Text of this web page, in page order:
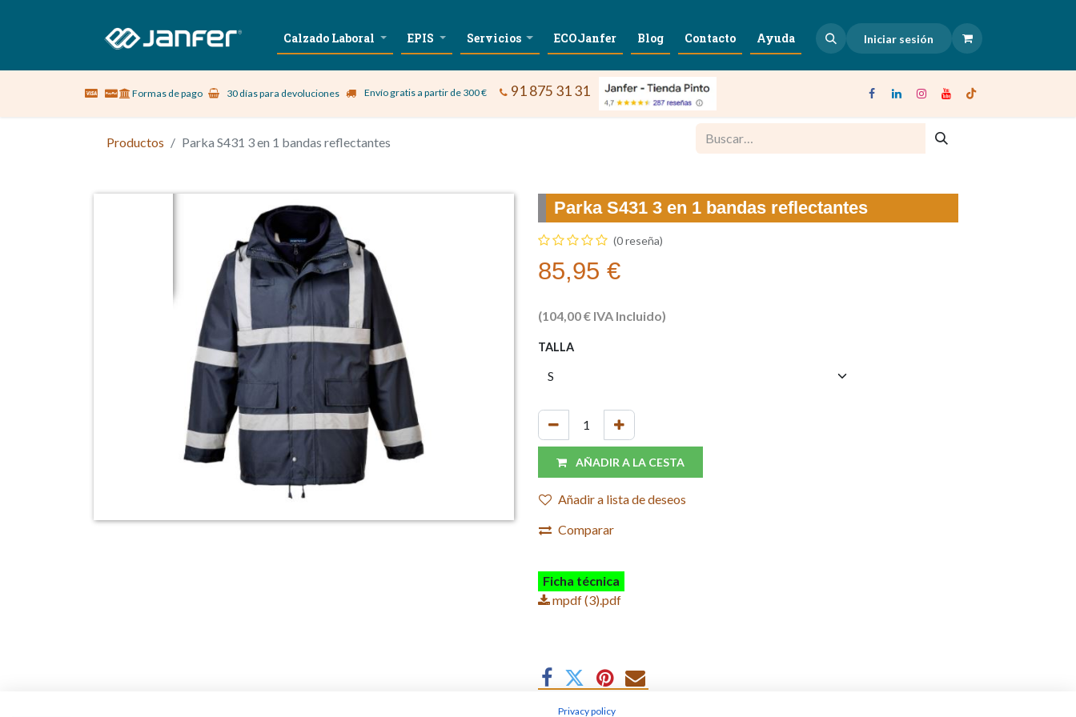
Sobre nosotros Vestuario Laboral Calzado Laboral EPIS Servicios ECOJanfer Blog Contacto Ayuda Iniciar sesión
Formas de pago 30 días para devoluciones Envío gratis a partir de 300 € 91 875 31 31
Productos Parka S431 3 en 1 bandas reflectantes
Parka S431 3 en 1 bandas reflectantes
(0 reseña)
85,95 €
(104,00€ IVA Incluido)
TALLA
AÑADIR A LA CESTA
Añadir a lista de deseos
Comparar
Ficha técnica
mpdf (3).pdf
Privacy policy